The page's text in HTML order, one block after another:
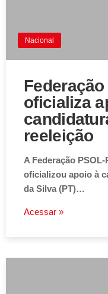
Nacional
oficializa
reeleição
A Federação
oficializou apoio à
da Silva (PT)…
Acessar »